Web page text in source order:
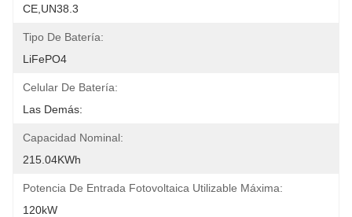
CE,UN38.3
Tipo De Batería:
LiFePO4
Celular De Batería:
Las Demás:
Capacidad Nominal:
215.04KWh
Potencia De Entrada Fotovoltaica Utilizable Máxima:
120kW